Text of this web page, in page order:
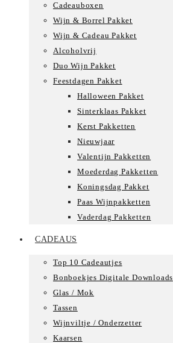
Cadeauboxen
Wijn & Borrel Pakket
Wijn & Cadeau Pakket
Alcoholvrij
Duo Wijn Pakket
Feestdagen Pakket
Halloween Pakket
Sinterklaas Pakket
Kerst Pakketten
Nieuwjaar
Valentijn Pakketten
Moederdag Pakketten
Koningsdag Pakket
Paas Wijnpakketten
Vaderdag Pakketten
CADEAUS
Top 10 Cadeautjes
Bonboekjes Digitale Downloads
Glas / Mok
Tassen
Wijnviltje / Onderzetter
Kaarsen